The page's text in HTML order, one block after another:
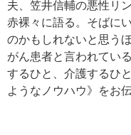
夫、笠井信輔の悪性リ
赤裸々に語る。そばに
のかもしれないと思う
がん患者と言われてい
するひと、介護するひ
ようなノウハウ》をお